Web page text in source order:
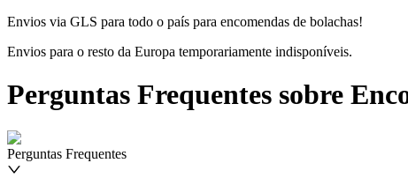
Envios via GLS para todo o país para encomendas de bolachas!
Envios para o resto da Europa temporariamente indisponíveis.
Perguntas Frequentes sobre
Perguntas Frequentes